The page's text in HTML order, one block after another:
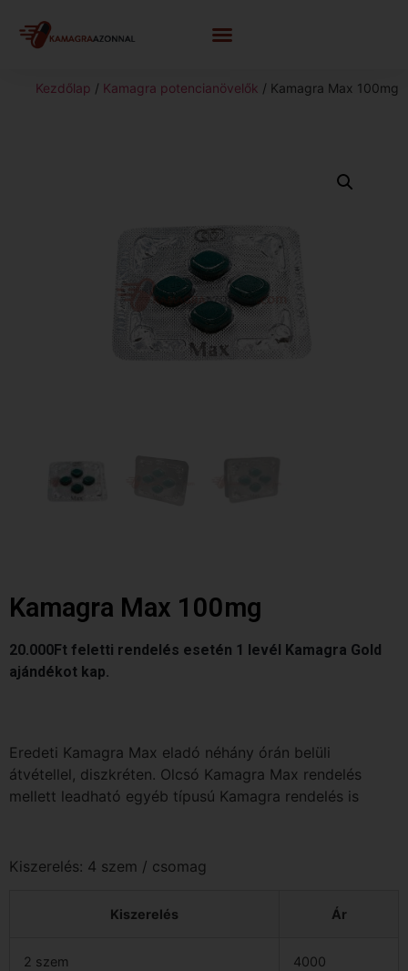
Kezdőlap / Kamagra potencianövelők / Kamagra Max 100mg
Kamagra Max 100mg
20.000Ft feletti rendelés esetén 1 levél Kamagra Gold
ajándékot kap.
Eredeti Kamagra Max eladó néhány órán belüli
átvétellel, diszkréten. Olcsó Kamagra Max rendelés
mellett leadható egyéb típusú Kamagra rendelés is
Kiszerelés: 4 szem / csomag
Kiszerelés Ár
2 szem 4000